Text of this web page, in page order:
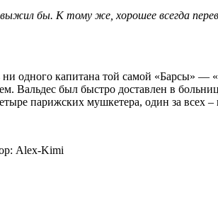
бы. К тому же, хорошее всегда
ни одного капитана той самой «Барсы»
Вальдес был быстро доставлен в
парижских мушкетера, один за всех –
Alex-Kimi